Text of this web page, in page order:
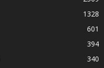
1328
601
394
340